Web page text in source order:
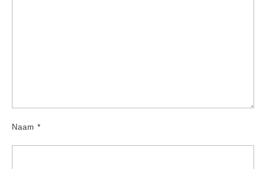
Naam *